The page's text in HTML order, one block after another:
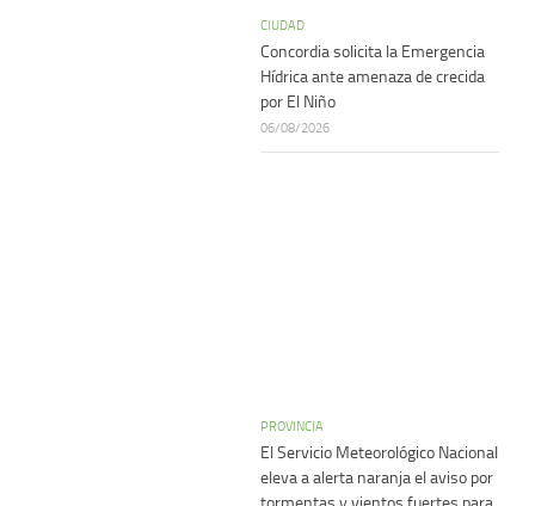
CIUDAD
Concordia solicita la Emergencia
Hídrica ante amenaza de crecida
por El Niño
06/08/2026
PROVINCIA
El Servicio Meteorológico Nacional
eleva a alerta naranja el aviso por